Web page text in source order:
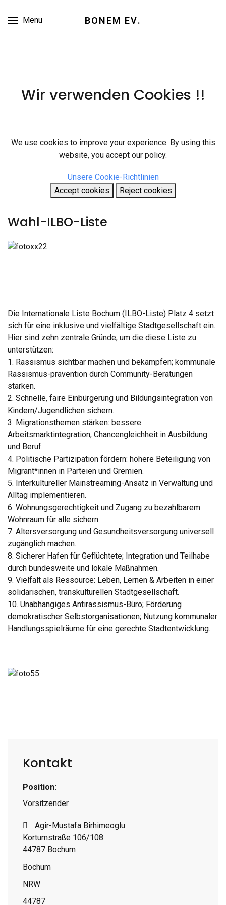
Menu BONEM EV.
Wir verwenden Cookies !!
We use cookies to improve your experience. By using this
website, you accept our policy.
Unsere Cookie-Richtlinien
Accept cookies
Reject cookies
Wahl-ILBO-Liste
Die Internationale Liste Bochum (ILBO-Liste) Platz 4 setzt
sich für eine inklusive und vielfältige Stadtgesellschaft ein.
Hier sind zehn zentrale Gründe, um die diese Liste zu
unterstützen:
1. Rassismus sichtbar machen und bekämpfen; kommunale
Rassismus-prävention durch Community-Beratungen
stärken.
2. Schnelle, faire Einbürgerung und Bildungsintegration von
Kindern/Jugendlichen sichern.
3. Migrationsthemen stärken: bessere
Arbeitsmarktintegration, Chancengleichheit in Ausbildung
und Beruf.
4. Politische Partizipation fördern: höhere Beteiligung von
Migrant*innen in Parteien und Gremien.
5. Interkultureller Mainstreaming-Ansatz in Verwaltung und
Alltag implementieren.
6. Wohnungsgerechtigkeit und Zugang zu bezahlbarem
Wohnraum für alle sichern.
7. Altersversorgung und Gesundheitsversorgung universell
zugänglich machen.
8. Sicherer Hafen für Geflüchtete; Integration und Teilhabe
durch bundesweite und lokale Maßnahmen.
9. Vielfalt als Ressource: Leben, Lernen & Arbeiten in einer
solidarischen, transkulturellen Stadtgesellschaft.
10. Unabhängiges Antirassismus-Büro; Förderung
demokratischer Selbstorganisationen; Nutzung kommunaler
Handlungsspielräume für eine gerechte Stadtentwicklung.
Kontakt
Position:
Vorsitzender
Adresse
Agir-Mustafa Birhimeoglu
Kortumstraße 106/108
44787 Bochum
Bochum
NRW
44787